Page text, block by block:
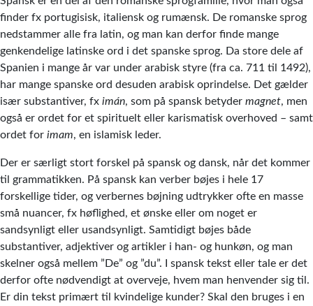
finder fx portugisisk, italiensk og rumænsk. De romanske sprog
nedstammer alle fra latin, og man kan derfor finde mange
genkendelige latinske ord i det spanske sprog. Da store dele af
Spanien i mange år var under arabisk styre (fra ca. 711 til 1492),
har mange spanske ord desuden arabisk oprindelse. Det gælder
især substantiver, fx imán, som på spansk betyder magnet, men
også er ordet for et spirituelt eller karismatisk overhoved – samt
ordet for imam, en islamisk leder.
Der er særligt stort forskel på spansk og dansk, når det kommer
til grammatikken. På spansk kan verber bøjes i hele 17
forskellige tider, og verbernes bøjning udtrykker ofte en masse
små nuancer, fx høflighed, et ønske eller om noget er
sandsynligt eller usandsynligt. Samtidigt bøjes både
substantiver, adjektiver og artikler i han- og hunkøn, og man
skelner også mellem ”De” og ”du”. I spansk tekst eller tale er det
derfor ofte nødvendigt at overveje, hvem man henvender sig til.
Er din tekst primært til kvindelige kunder? Skal den bruges i en